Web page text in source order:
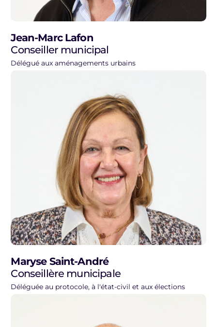
Jean-Marc Lafon
Conseiller municipal
Délégué aux aménagements urbains
Maryse Saint-André
Conseillère municipale
Déléguée au protocole, à l'état-civil et aux élections